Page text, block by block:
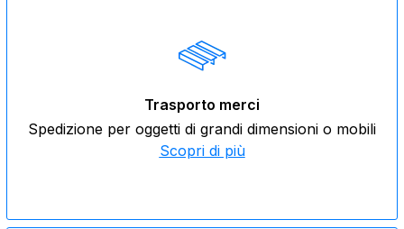
Trasporto merci
Spedizione per oggetti di grandi dimensioni o mobili
Scopri di più